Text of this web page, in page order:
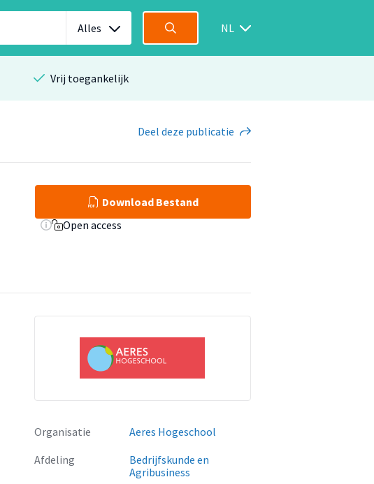
Alles NL
Vrij toegankelijk
Deel deze publicatie
Download Bestand
Open access
Organisatie
Aeres Hogeschool
Afdeling
Bedrijfskunde en
Agribusiness